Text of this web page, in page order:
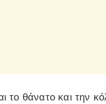
το θάνατο και την